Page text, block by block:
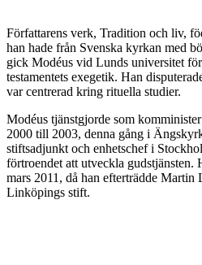
Författarens verk, Tradition och liv,
han hade från Svenska kyrkan med
gick Modéus vid Lunds universitet
testamentets exegetik. Han
var centrerad kring rituella studier.
Modéus tjänstgjorde som
2000 till 2003, denna gång i
stiftsadjunkt och enhetschef i
förtroendet att utveckla
mars 2011, då han efterträdde
Linköpings stift.